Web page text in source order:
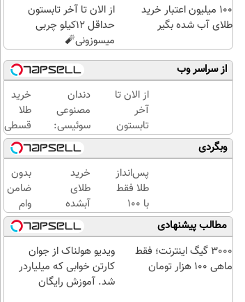
100 میلیون اعتبار خرید
طلای آب شده بگیر
از الان تا آخر تابستون
حداقل 12کیلو چربی
میسوزونی🧨
از سراسر وب
از الان تا
آخر
تابستون
حداقل
12کیلو
چربی
میسوزونی
🧨
دندان
مصنوعی
سوئیسی:
جدیدترین
فناوری
اروپا،
سبک و
مقاوم |
پرداخت
قسطی
خرید
طلا
قسطی
وبگردی
پس‌انداز
طلا فقط
با ۱۰۰
هزارتومان
(امن و
راحت)
خرید
طلای
آبشده
حتی با
۱۰۰هزارتومان
بدون
ضامن
وام
بگیر،
طلا
بخر
😍
مطالب پیشنهادی
3000 گیگ اینترنت؛ فقط
ماهی 100 هزار تومان
ویدیو هولناک از جوان
کارتن خوابی که میلیاردر
شد. آموزش رایگان